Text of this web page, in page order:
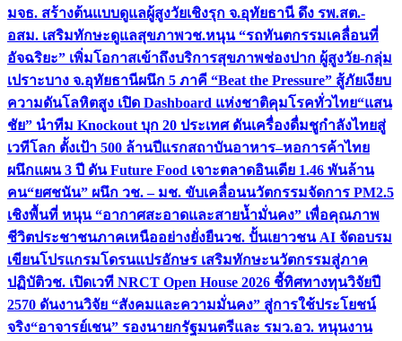
มจธ. สร้างต้นแบบดูแลผู้สูงวัยเชิงรุก จ.อุทัยธานี ดึง รพ.สต.-
อสม. เสริมทักษะดูแลสุขภาพวช.หนุน “รถทันตกรรมเคลื่อนที่
อัจฉริยะ” เพิ่มโอกาสเข้าถึงบริการสุขภาพช่องปาก ผู้สูงวัย-กลุ่ม
เปราะบาง จ.อุทัยธานีผนึก 5 ภาคี “Beat the Pressure” สู้ภัยเงียบ
ความดันโลหิตสูง เปิด Dashboard แห่งชาติคุมโรคทั่วไทย“แสน
ชัย” นำทีม Knockout บุก 20 ประเทศ ดันเครื่องดื่มชูกำลังไทยสู่
เวทีโลก ตั้งเป้า 500 ล้านปีแรกสถาบันอาหาร–หอการค้าไทย
ผนึกแผน 3 ปี ดัน Future Food เจาะตลาดอินเดีย 1.46 พันล้าน
คน“ยศชนัน” ผนึก วช. – มช. ขับเคลื่อนนวัตกรรมจัดการ PM2.5
เชิงพื้นที่ หนุน “อากาศสะอาดและสายน้ำมั่นคง” เพื่อคุณภาพ
ชีวิตประชาชนภาคเหนืออย่างยั่งยืนวช. ปั้นเยาวชน AI จัดอบรม
เขียนโปรแกรมโดรนแปรอักษร เสริมทักษะนวัตกรรมสู่ภาค
ปฏิบัติวช. เปิดเวที NRCT Open House 2026 ชี้ทิศทางทุนวิจัยปี
2570 ดันงานวิจัย “สังคมและความมั่นคง” สู่การใช้ประโยชน์
จริง“อาจารย์เชน” รองนายกรัฐมนตรีและ รมว.อว. หนุนงาน